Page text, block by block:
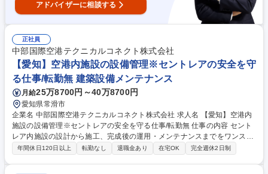
アドバイザーに相談する
正社員
中部国際空港テクニカルコネクト株式会社
【愛知】空港内施設の設備管理※セントレアの安全を守
る仕事/転勤無 建築設備メンテナンス
月給25万8700円～40万8700円
愛知県常滑市
企業名 中部国際空港テクニカルコネクト株式会社 求人名 【愛知】空港内
施設の設備管理※セントレアの安全を守る仕事/転勤無 仕事の内容 セント
レア内施設の設計から施工、完成後の運用・メンテナンスまでをワンスト
ップで担う当社にて、設備管理スタッフとして施設の維持・管理業務を行
年間休日120日以上 転勤なし 退職金あり 在宅OK 完全週休2日制